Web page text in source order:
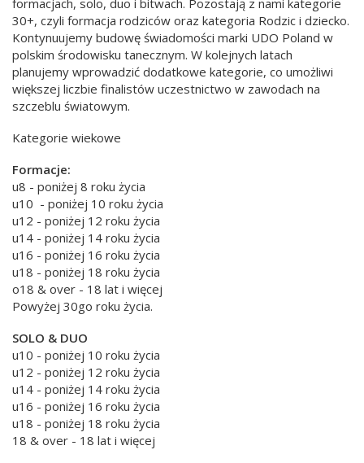
formacjach, solo, duo i bitwach. Pozostają z nami kategorie
30+, czyli formacja rodziców oraz kategoria Rodzic i dziecko.
Kontynuujemy budowę świadomości marki UDO Poland w
polskim środowisku tanecznym. W kolejnych latach
planujemy wprowadzić dodatkowe kategorie, co umożliwi
większej liczbie finalistów uczestnictwo w zawodach na
szczeblu światowym.
Kategorie wiekowe
Formacje:
u8 - poniżej 8 roku życia
u10 - poniżej 10 roku życia
u12 - poniżej 12 roku życia
u14 - poniżej 14 roku życia
u16 - poniżej 16 roku życia
u18 - poniżej 18 roku życia
o18 & over - 18 lat i więcej
Powyżej 30go roku życia.
SOLO & DUO
u10 - poniżej 10 roku życia
u12 - poniżej 12 roku życia
u14 - poniżej 14 roku życia
u16 - poniżej 16 roku życia
u18 - poniżej 18 roku życia
18 & over - 18 lat i więcej